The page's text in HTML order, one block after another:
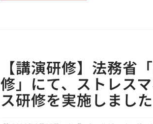
【講演研修】法務省
修」にて、ストレス
ス研修を実施しました